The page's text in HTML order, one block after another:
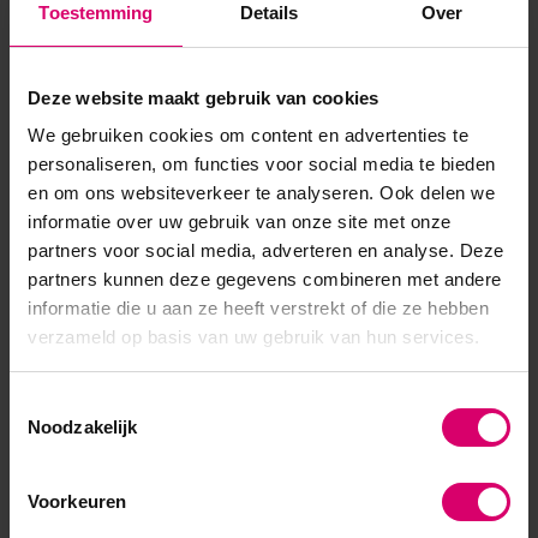
Toestemming Details Over
Deze website maakt gebruik van cookies
We gebruiken cookies om content en advertenties te
personaliseren, om functies voor social media te bieden
en om ons websiteverkeer te analyseren. Ook delen we
informatie over uw gebruik van onze site met onze
partners voor social media, adverteren en analyse. Deze
partners kunnen deze gegevens combineren met andere
informatie die u aan ze heeft verstrekt of die ze hebben
verzameld op basis van uw gebruik van hun services.
Noodzakelijk
Voorkeuren